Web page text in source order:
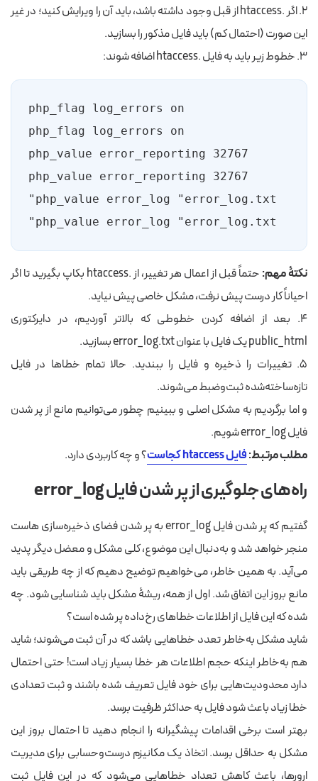
۲. اگر .htaccess از قبل وجود داشته باشد، باید آن را ویرایش کنید؛ در غیر
این صورت (احتمال کم) باید فایل مذکور را بسازید.
۳. خطوط زیر باید به فایل .htaccess اضافه شوند:
php_value error_log "error_log.txt"
نکتۀ مهم:
حتماً قبل از اعمال هر تغییر، از .htaccess بکاپ بگیرید تا اگر
احیاناً کار درست پیش نرفت، مشکل خاصی پیش نیاید.
۴. بعد از اضافه کردن خطوطی که بالاتر آوردیم، در دایرکتوری
public_html یک فایل با عنوان error_log.txt بسازید.
۵. تغییرات را ذخیره و فایل را ببندید. حالا تمام خطاها در فایل
تازه‌ساخته‌شده ثبت‌وضبط می‌شوند.
و اما برگردیم به مشکل اصلی و ببینیم چطور می‌توانیم مانع از پر شدن
فایل error_log شویم.
مطلب مرتبط:فایل htaccess کجاست ؟ و چه کاربردی دارد.
راه‌های جلوگیری از پر شدن فایل error_log
گفتیم که پر شدن فایل error_log به پر شدن فضای ذخیره‌سازی هاست
منجر خواهد شد و به‌دنبال این موضوع، کلی مشکل و معضل دیگر پدید
می‌آید. به همین خاطر، می‌خواهیم توضیح دهیم که از چه طریقی باید
مانع بروز این اتفاق شد. اول از همه، ریشۀ مشکل باید شناسایی شود. چه
شده که این فایل از اطلاعات خطاهای رخ‌داده پر شده است؟
شاید مشکل به‌خاطر تعدد خطاهایی باشد که در آن ثبت می‌شوند؛ شاید
هم به‌خاطر اینکه حجم اطلاعات هر خطا بسیار زیاد است! حتی احتمال
دارد محدودیت‌هایی برای خود فایل تعریف‌ شده باشند و ثبت تعدادی
خطا زیاد باعث شود فایل به حداکثر ظرفیت برسد.
بهتر است برخی اقدامات پیشگیرانه را انجام دهید تا احتمال بروز این
مشکل به حداقل برسد. اتخاذ یک مکانیزم درست‌وحسابی برای مدیریت
ارورها، باعث کاهش تعداد خطاهایی می‌شود که در این فایل ثبت